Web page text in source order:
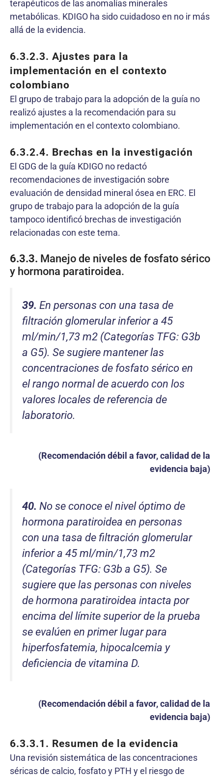
terapéuticos de las anomalías minerales
metabólicas. KDIGO ha sido cuidadoso en no ir más
allá de la evidencia.
6.3.2.3. Ajustes para la
implementación en el contexto
colombiano
El grupo de trabajo para la adopción de la guía no
realizó ajustes a la recomendación para su
implementación en el contexto colombiano.
6.3.2.4. Brechas en la investigación
El GDG de la guía KDIGO no redactó
recomendaciones de investigación sobre
evaluación de densidad mineral ósea en ERC. El
grupo de trabajo para la adopción de la guía
tampoco identificó brechas de investigación
relacionadas con este tema.
6.3.3. Manejo de niveles de fosfato sérico
y hormona paratiroidea.
39. En personas con una tasa de
filtración glomerular inferior a 45
ml/min/1,73 m2 (Categorías TFG: G3b
a G5). Se sugiere mantener las
concentraciones de fosfato sérico en
el rango normal de acuerdo con los
valores locales de referencia de
laboratorio.
(Recomendación débil a favor, calidad de la
evidencia baja)
40. No se conoce el nivel óptimo de
hormona paratiroidea en personas
con una tasa de filtración glomerular
inferior a 45 ml/min/1,73 m2
(Categorías TFG: G3b a G5). Se
sugiere que las personas con niveles
de hormona paratiroidea intacta por
encima del límite superior de la prueba
se evalúen en primer lugar para
hiperfosfatemia, hipocalcemia y
deficiencia de vitamina D.
(Recomendación débil a favor, calidad de la
evidencia baja)
6.3.3.1. Resumen de la evidencia
Una revisión sistemática de las concentraciones
séricas de calcio, fosfato y PTH y el riesgo de